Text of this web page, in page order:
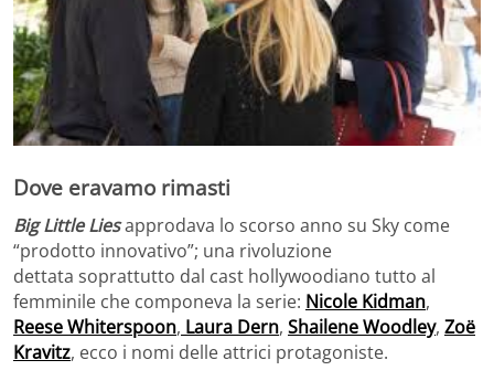
Dove eravamo rimasti
BigLittleLiesapprodava lo scorso anno su Sky come
“prodotto innovativo”; una rivoluzione
dettata soprattutto dal cast hollywoodiano tutto al
femminile che componeva la serie: Nicole Kidman,
Reese Whiterspoon, Laura Dern, Shailene Woodley, Zoë
Kravitz, ecco i nomi delle attrici protagoniste.